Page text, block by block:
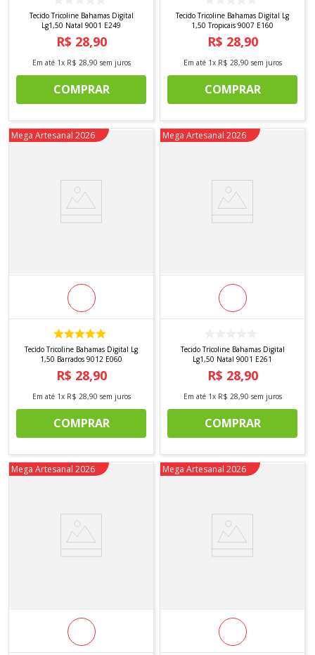
Tecido Tricoline Bahamas Digital
Lg1,50 Natal 9001 E249
R$ 28,90
Em até 1x R$ 28,90 sem juros
COMPRAR
Tecido Tricoline Bahamas Digital Lg
1,50 Tropicais 9007 E160
R$ 28,90
Em até 1x R$ 28,90 sem juros
COMPRAR
Novidade
Mega Artesanal 2026
Tecido Tricoline Bahamas Digital Lg
1,50 Barrados 9012 E060
R$ 28,90
Em até 1x R$ 28,90 sem juros
COMPRAR
Novidade
Mega Artesanal 2026
Tecido Tricoline Bahamas Digital
Lg1,50 Natal 9001 E261
R$ 28,90
Em até 1x R$ 28,90 sem juros
COMPRAR
Novidade
Mega Artesanal 2026 Novidade
Mega Artesanal 2026